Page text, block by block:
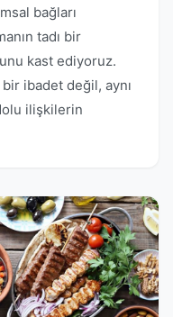
bağları
tadı bir
kast ediyoruz.
ibadet değil, aynı
ilişkilerin